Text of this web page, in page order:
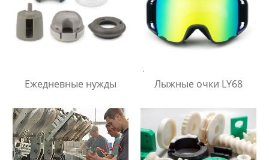
Ежедневные нужды Лыжные очки LY68